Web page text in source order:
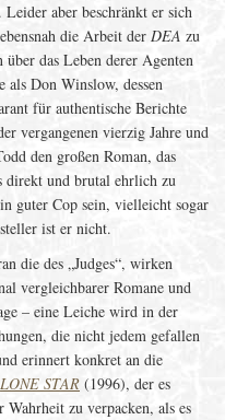
aber beschränkt er sich
die Arbeit der DEA zu
über das Leben derer Agenten
als Don Winslow, dessen
für authentische Berichte
vergangenen vierzig Jahre und
den großen Roman, das
direkt und brutal ehrlich zu
guter Cop sein, vielleicht sogar
ist er nicht.
die des „Judges“, wirken
vergleichbarer Romane und
– eine Leiche wird in der
die nicht jedem gefallen
erinnert konkret an die
LONE STAR (1996), der es
zu verpacken, als es